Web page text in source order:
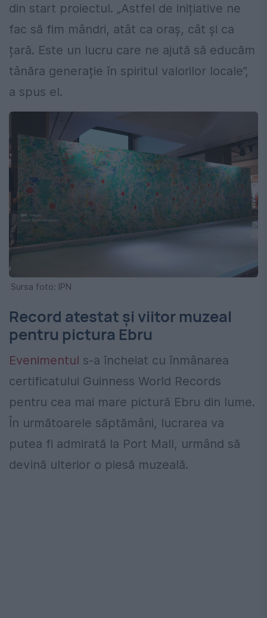
din start proiectul. „Astfel de inițiative ne
fac să fim mândri, atât ca oraș, cât și ca
țară. Este un lucru care ne ajută să educăm
tânăra generație în spiritul valorilor locale”,
a spus el.
Sursa foto: IPN
Record atestat și viitor muzeal
pentru pictura Ebru
Evenimentul s-a încheiat cu înmânarea
certificatului Guinness World Records
pentru cea mai mare pictură Ebru din lume.
În următoarele săptămâni, lucrarea va
putea fi admirată la Port Mall, urmând să
devină ulterior o piesă muzeală.